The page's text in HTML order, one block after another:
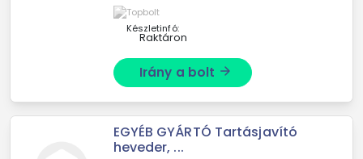
Tartásjavító heveder tulajdonságai:
Szín: fekete Anyag: ...
Készletinfó:
Raktáron
Irány a bolt arrow_forward
EGYÉB GYÁRTÓ Tartásjavító
heveder, ...